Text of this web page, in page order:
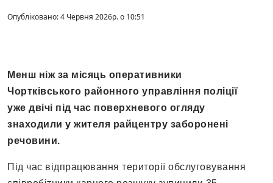
Опубліковано: 4 Червня 2026р. о 10:51
Менш ніж за місяць оперативники
Чортківського районного управління поліції
уже двічі під час поверхневого огляду
знаходили у жителя райцентру заборонені
речовини.
Під час відпрацювання території обслуговування